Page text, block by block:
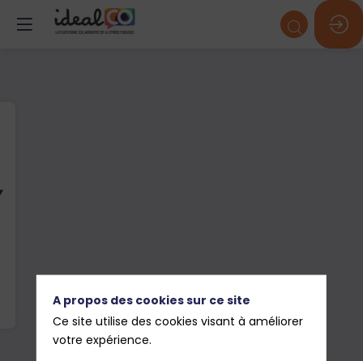
A propos des cookies sur ce site
Ce site utilise des cookies visant à améliorer
votre expérience.